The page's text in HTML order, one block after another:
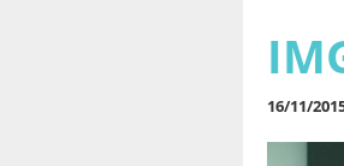
Video institucional
16/11/